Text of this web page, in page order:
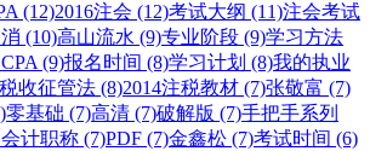
(12)2016注会 (12)考试大纲 (11)注会考试
(10)高山流水 (9)专业阶段 (9)学习方法
(9)报名时间 (8)学习计划 (8)我的执业
税收征管法 (8)2014注税教材 (7)张敬富 (7)
零基础 (7)高清 (7)破解版 (7)手把手系列
计职称 (7)PDF (7)金鑫松 (7)考试时间 (6)